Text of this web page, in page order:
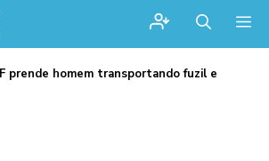
prende homem transportando fuzil e